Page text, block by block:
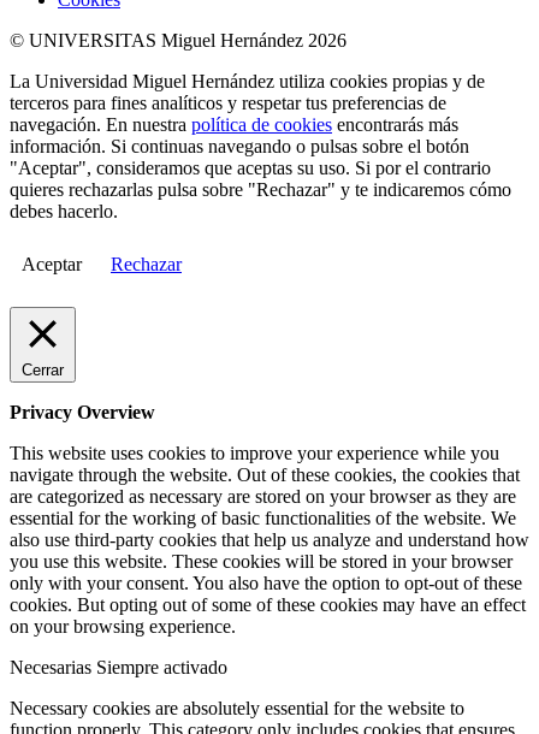
© UNIVERSITAS Miguel Hernández 2026
La Universidad Miguel Hernández utiliza cookies propias y de
terceros para fines analíticos y respetar tus preferencias de
navegación. En nuestra política de cookies encontrarás más
información. Si continuas navegando o pulsas sobre el botón
"Aceptar", consideramos que aceptas su uso. Si por el contrario
quieres rechazarlas pulsa sobre "Rechazar" y te indicaremos cómo
debes hacerlo.
Aceptar Rechazar
Cerrar
Privacy Overview
This website uses cookies to improve your experience while you
navigate through the website. Out of these cookies, the cookies that
are categorized as necessary are stored on your browser as they are
essential for the working of basic functionalities of the website. We
also use third-party cookies that help us analyze and understand how
you use this website. These cookies will be stored in your browser
only with your consent. You also have the option to opt-out of these
cookies. But opting out of some of these cookies may have an effect
on your browsing experience.
Necesarias Siempre activado
Necessary cookies are absolutely essential for the website to
function properly. This category only includes cookies that ensures